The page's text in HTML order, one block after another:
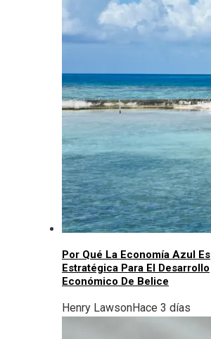
Por Qué La Economía Azul Es
Estratégica Para El Desarrollo
Económico De Belice
Henry LawsonHace 3 días